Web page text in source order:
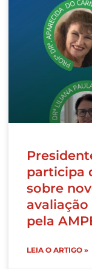
participa
sobre
pela
LEIA O ARTIGO »